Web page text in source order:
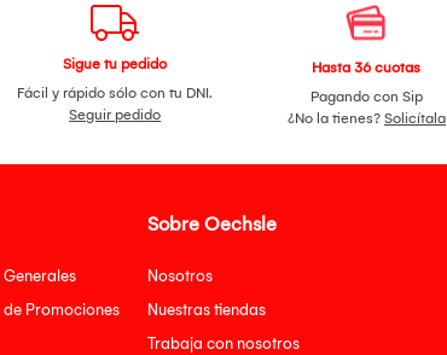
Sigue tu pedido
Fácil y rápido sólo con tu DNI.
Seguir pedido
Hasta 36 cuotas
Pagando con Sip
¿No la tienes? Solicítala
Promociones
Sobre Oechsle
Nosotros
Nuestras tiendas
Trabaja con nosotros